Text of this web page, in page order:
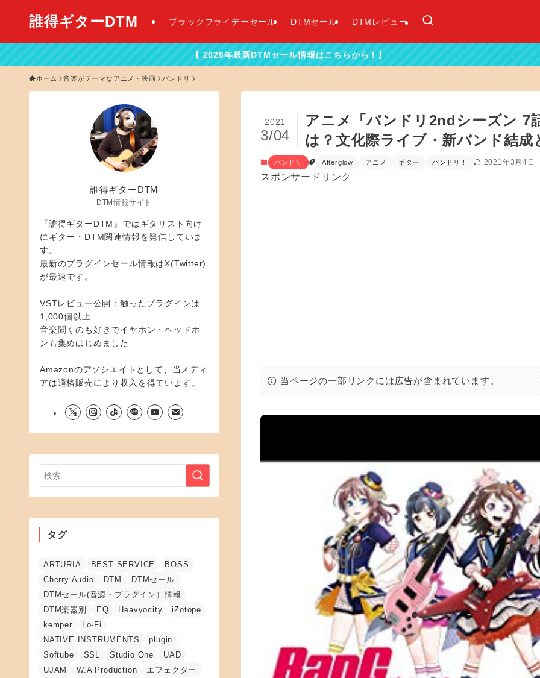
誰得ギターDTM ブラックフライデーセール DTMセール DTMレビュー
【 2026年最新DTMセール情報はこちらから！】
ホーム 音楽がテーマなアニメ・映画 バンドリ
アニメ「バンドリ2ndシーズン 7
は？文化際ライブ・新バンド結成
2021
3/04
バンドリ Afterglow アニメ ギター バンドリ！ 2021年3月4日
スポンサードリンク
当ページの一部リンクには広告が含まれています。
誰得ギターDTM
DTM情報サイト
『誰得ギターDTM』ではギタリスト向け
にギター・DTM関連情報を発信していま
す。
最新のプラグインセール情報はX(Twitter)
が最速です。
VSTレビュー公開：触ったプラグインは
1,000個以上
音楽聞くのも好きでイヤホン・ヘッドホ
ンも集めはじめました
Amazonのアソシエイトとして、当メディ
アは適格販売により収入を得ています。
タグ
ARTURIA BEST SERVICE
BOSS
Cherry Audio
DTM
DTMセール
DTMセール(音源・プラグイン）情報
DTM楽器別
EQ Heavyocity
iZotope
kemper
Lo-Fi
NATIVE INSTRUMENTS
plugin
Softube
SSL Studio One
UAD
UJAM
W.A Production
エフェクター